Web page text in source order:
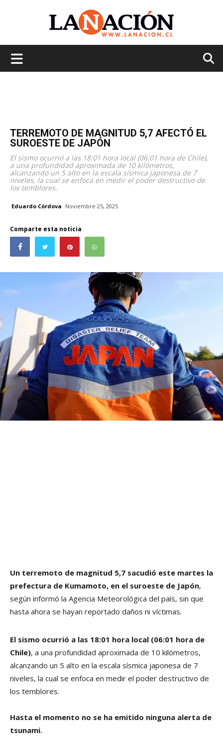
TERREMOTO DE MAGNITUD 5,7 AFECTÓ EL
SUROESTE DE JAPÓN
El sismo ocurrió a las 18:01 hora local (06:01 hora de Chile),
a una profundidad aproximada de 10 kilómetros,
alcanzando un 5 alto en la escala sísmica japonesa de 7
niveles, la cual se enfoca en medir el poder destructivo de
los temblores.
Eduardo Córdova Noviembre 25, 2025
Comparte esta noticia
Un terremoto de magnitud 5,7 sacudió este martes la
prefectura de Kumamoto, en el suroeste de Japón,
según informó la Agencia Meteorológica del país, sin que
hasta ahora se hayan reportado daños ni víctimas.
El sismo ocurrió a las 18:01 hora local (06:01 hora de
Chile), a una profundidad aproximada de 10 kilómetros,
alcanzando un 5 alto en la escala sísmica japonesa de 7
niveles, la cual se enfoca en medir el poder destructivo de
los temblores.
Hasta el momento no se ha emitido ninguna alerta de
tsunami.